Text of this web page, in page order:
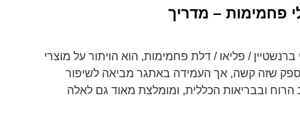
פחמימות – מדריך
/ פליאו / דלת פחמימות, הוא הויתור על מוצרי
ספק שזה קשה, אך העמידה באתגר מביאה לשיפור
הרוח ובבריאות הכללית, ומומלצת מאוד גם לאלה